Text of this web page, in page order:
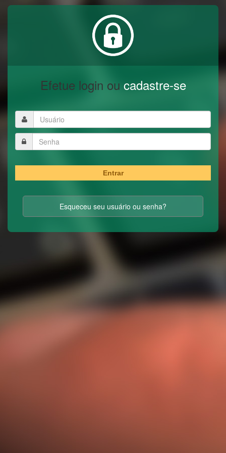
Efetue login ou cadastre-se
Entrar
Esqueceu seu usuário ou senha?